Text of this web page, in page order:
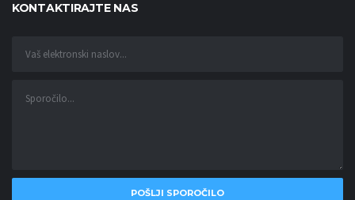
KONTAKTIRAJTE NAS